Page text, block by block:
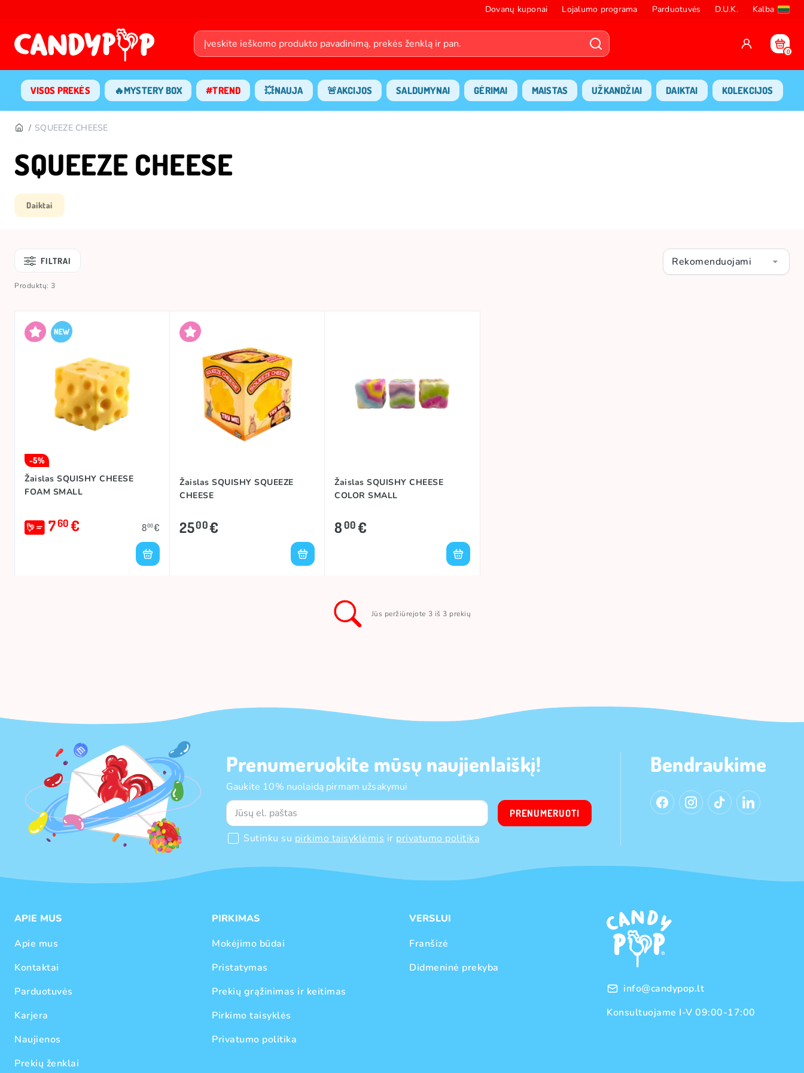
Dovanų kuponai Lojalumo programa Parduotuvės D.U.K. Kalba
0
VISOS PREKĖS 🔥MYSTERY BOX #TREND 💥NAUJA 🚨AKCIJOS SALDUMYNAI GĖRIMAI MAISTAS UŽKANDŽIAI DAIKTAI KOLEKCIJOS
SQUEEZE CHEESE
SQUEEZE CHEESE
Daiktai
FILTRAI Rekomenduojami
Produktų: 3
-5%
Žaislas SQUISHY CHEESE
FOAM SMALL
760€ 800€
Žaislas SQUISHY SQUEEZE
CHEESE
2500€
Žaislas SQUISHY CHEESE
COLOR SMALL
800€
Jūs peržiūrejote 3 iš 3 prekių
Prenumeruokite mūsų naujienlaiškį!
Gaukite 10% nuolaidą pirmam užsakymui
Sutinku su pirkimo taisyklėmis ir privatumo politika
PRENUMERUOTI
Bendraukime
APIE MUS
Apie mus
Kontaktai
Parduotuvės
Karjera
Naujienos
Prekių ženklai
PIRKIMAS
Mokėjimo būdai
Pristatymas
Prekių grąžinimas ir keitimas
Pirkimo taisyklės
Privatumo politika
VERSLUI
Franšizė
Didmeninė prekyba
info@candypop.lt
Konsultuojame I-V 09:00-17:00